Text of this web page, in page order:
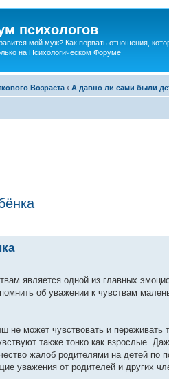
психологов
мой муж? Как порвать отношения,
на Психологическом Форуме
Возраста ‹ А давно ли сами были
является одной из главных
об уважении к чувствам
может чувствовать и переживать
также тонко как взрослые.
жалоб родителями на детей
уважения от родителей и других